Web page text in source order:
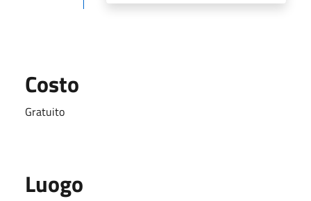
Costo
Gratuito
Luogo